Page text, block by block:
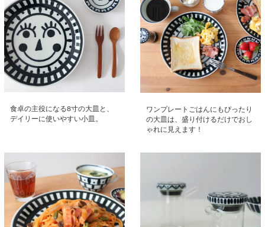
食卓の主役になる8寸の大皿と、
デイリーに使いやすい小皿。
ワンプレートごはんにもぴったり
の大皿は、盛り付けるだけでおし
ゃれに見えます！